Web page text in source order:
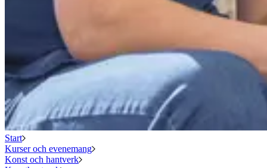
Start
Kurser och evenemang
Konst och hantverk